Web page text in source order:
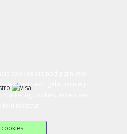
Daarnaast gebruiken wij